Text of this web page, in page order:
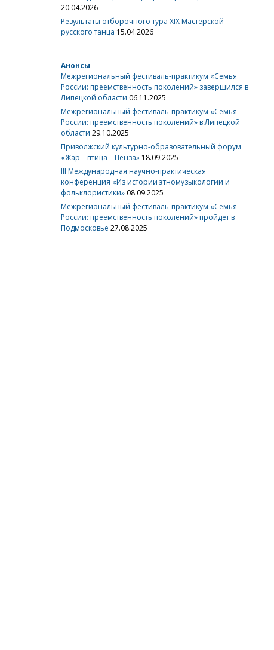
20.04.2026
Результаты отборочного тура XIX Мастерской
русского танца 15.04.2026
Анонсы
Межрегиональный фестиваль-практикум «Семья
России: преемственность поколений» завершился в
Липецкой области 06.11.2025
Межрегиональный фестиваль-практикум «Семья
России: преемственность поколений» в Липецкой
области 29.10.2025
Приволжский культурно-образовательный форум
«Жар – птица – Пенза» 18.09.2025
III Международная научно-практическая
конференция «Из истории этномузыкологии и
фольклористики» 08.09.2025
Межрегиональный фестиваль-практикум «Семья
России: преемственность поколений» пройдет в
Подмосковье 27.08.2025